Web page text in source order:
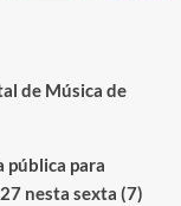
de Música de
pública para
nesta sexta (7)